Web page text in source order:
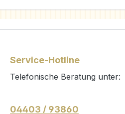
Service-Hotline
Telefonische Beratung unter:
04403 / 93860